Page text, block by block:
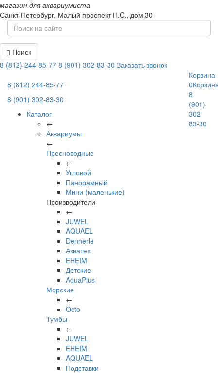
магазин для аквариумиста
Санкт-Петербург, Малый проспект П.C., дом 30
Поиск
8 (812) 244-85-77 8 (901) 302-83-30 Заказать звонок
8 (812) 244-85-77
8 (901) 302-83-30
Каталог
←
Аквариумы
←
Пресноводные
←
Угловой
Панорамный
Мини (маленькие)
Производители
←
JUWEL
AQUAEL
Dennerle
Акватех
EHEIM
Детские
AquaPlus
Морские
←
Octo
Тумбы
←
JUWEL
EHEIM
AQUAEL
Подставки
Корзина
0
8
(901)
302-
83-30